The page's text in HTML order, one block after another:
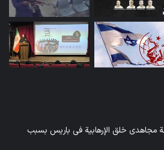
خلق الإرهابية في باريس بسبب